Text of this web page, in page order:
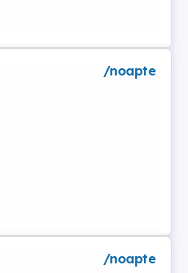
/noapte
/noapte